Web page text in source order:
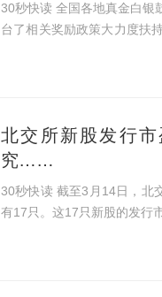
30秒快读 全国各地真金白银鼓励企业上市的势头依旧不减。今年以来，多地相继出
台了相关奖励政策大力度扶
北交所新股发行
究……
30秒快读 截至3月14日，北交所共有182只股票。其中，今年完成发行上市的新股
有17只。这17只新股的发行市